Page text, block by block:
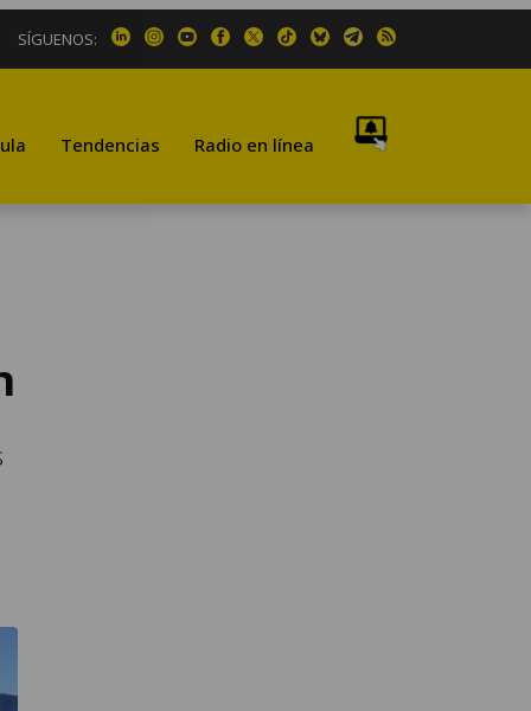
SÍGUENOS:
Tendencias Radio en línea